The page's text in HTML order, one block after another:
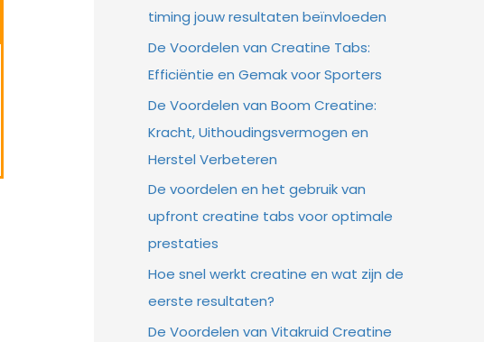
timing jouw resultaten beïnvloeden
De Voordelen van Creatine Tabs:
Efficiëntie en Gemak voor Sporters
De Voordelen van Boom Creatine:
Kracht, Uithoudingsvermogen en
Herstel Verbeteren
De voordelen en het gebruik van
upfront creatine tabs voor optimale
prestaties
Hoe snel werkt creatine en wat zijn de
eerste resultaten?
De Voordelen van Vitakruid Creatine